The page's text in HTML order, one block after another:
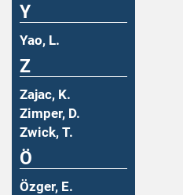
Y
Yao, L.
Z
Zajac, K.
Zimper, D.
Zwick, T.
Ö
Özger, E.